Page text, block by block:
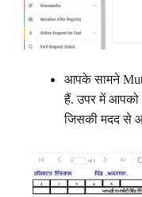
आपके सामने
हैं. उपर में आपको
जिसकी मदद से